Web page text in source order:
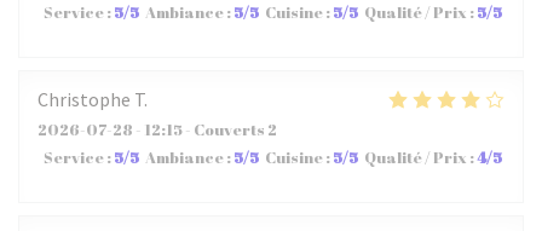
Service :5/5 Ambiance :5/5 Cuisine :5/5 Qualité / Prix :5/5
Christophe T
2026-07-28 - 12:15 - Couverts 2
Service :5/5 Ambiance :5/5 Cuisine :5/5 Qualité / Prix :4/5